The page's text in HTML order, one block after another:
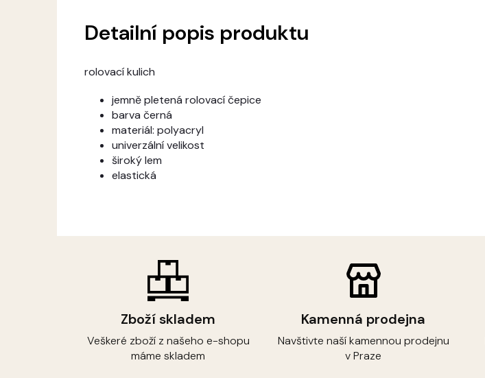
Zboží skladem
Veškeré zboží z našeho e-shopu
máme skladem
Kamenná prodejna
Navštivte naší kamennou prodejnu
v Praze
Detailní popis produktu
rolovací kulich
jemně pletená rolovací čepice
barva černá
materiál: polyacryl
univerzální velikost
široký lem
elastická